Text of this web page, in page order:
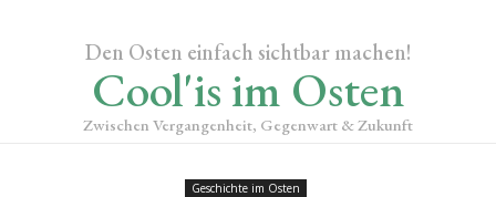
Den Osten einfach sichtbar machen!
Cool'is im Osten
Zwischen Vergangenheit, Gegenwart & Zukunft
Geschichte im Osten